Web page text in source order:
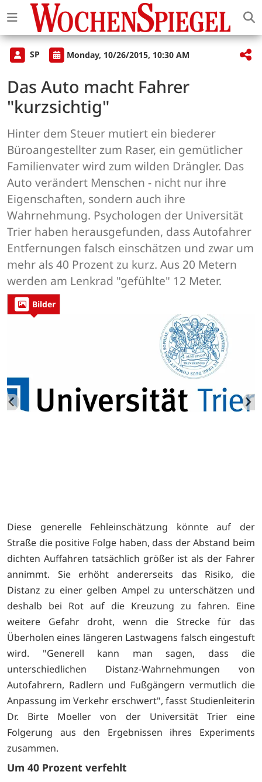
SP Monday, 10/26/2015, 10:30 AM
Das Auto macht Fahrer
"kurzsichtig"
Hinter dem Steuer mutiert ein biederer
Büroangestellter zum Raser, ein gemütlicher
Familienvater wird zum wilden Drängler. Das
Auto verändert Menschen - nicht nur ihre
Eigenschaften, sondern auch ihre
Wahrnehmung. Psychologen der Universität
Trier haben herausgefunden, dass Autofahrer
Entfernungen falsch einschätzen und zwar um
mehr als 40 Prozent zu kurz. Aus 20 Metern
werden am Lenkrad "gefühlte" 12 Meter.
Bilder
Diese generelle Fehleinschätzung könnte auf der
Straße die positive Folge haben, dass der Abstand beim
dichten Auffahren tatsächlich größer ist als der Fahrer
annimmt. Sie erhöht andererseits das Risiko, die
Distanz zu einer gelben Ampel zu unterschätzen und
deshalb bei Rot auf die Kreuzung zu fahren. Eine
weitere Gefahr droht, wenn die Strecke für das
Überholen eines längeren Lastwagens falsch eingestuft
wird. "Generell kann man sagen, dass die
unterschiedlichen Distanz-Wahrnehmungen von
Autofahrern, Radlern und Fußgängern vermutlich die
Anpassung im Verkehr erschwert", fasst Studienleiterin
Dr. Birte Moeller von der Universität Trier eine
Folgerung aus den Ergebnissen ihres Experiments
zusammen.
Um 40 Prozent verfehlt